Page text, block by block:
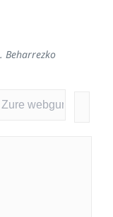
Beharrezko